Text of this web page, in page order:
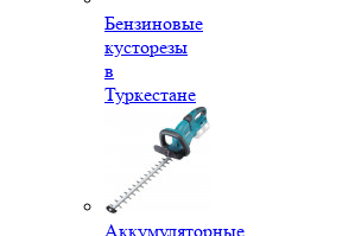
Бензиновые
кусторезы
в
Туркестане
Аккумуляторные